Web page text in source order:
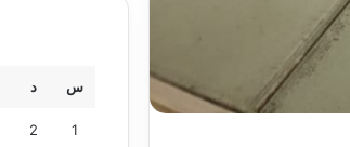
س د
1
2